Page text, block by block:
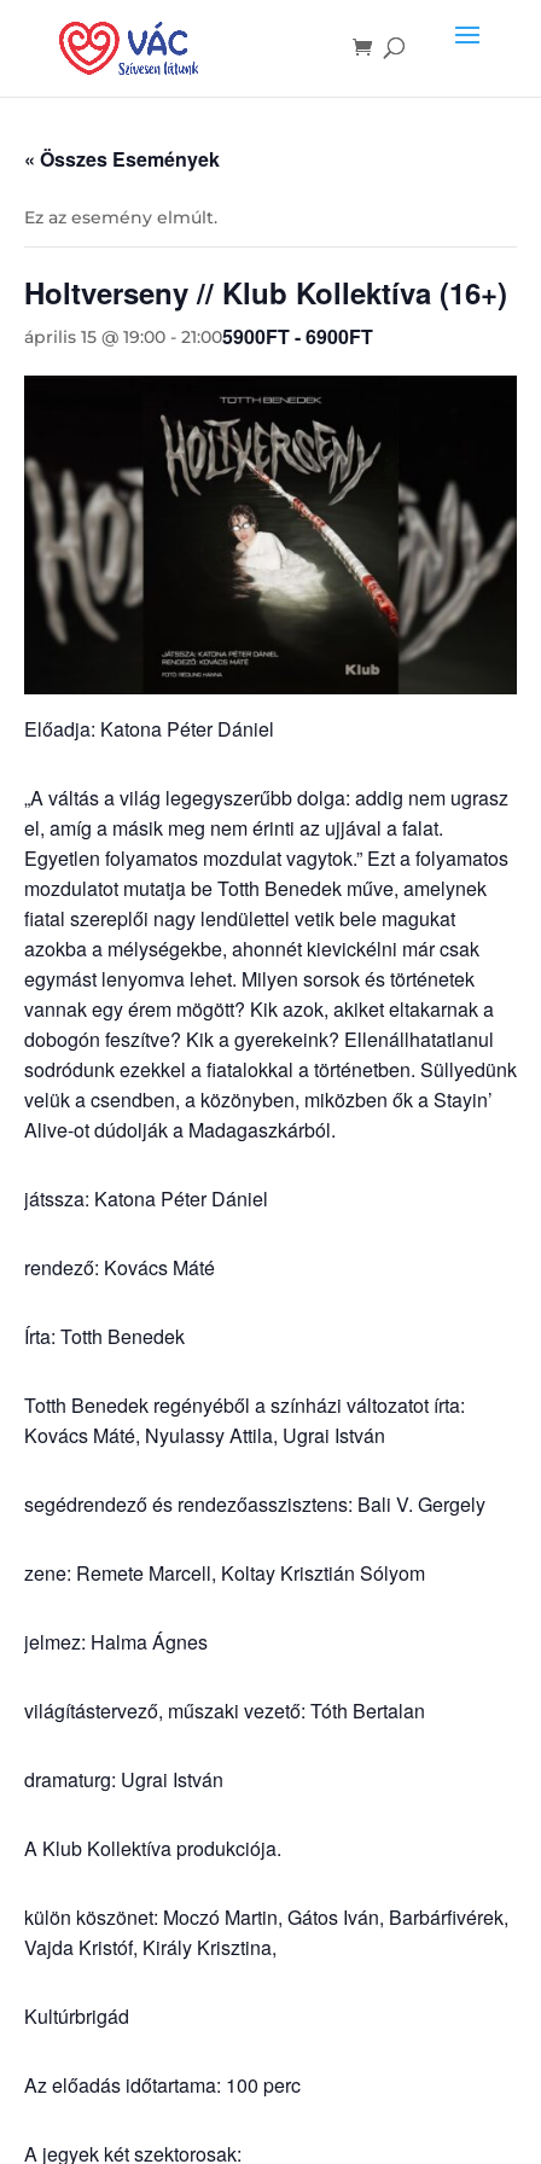
« Összes Események
Ez az esemény elmúlt.
Holtverseny // Klub Kollektíva (16+)
április 15 @ 19:00 - 21:005900FT - 6900FT
Előadja: Katona Péter Dániel
„A váltás a világ legegyszerűbb dolga: addig nem ugrasz
el, amíg a másik meg nem érinti az ujjával a falat.
Egyetlen folyamatos mozdulat vagytok.” Ezt a folyamatos
mozdulatot mutatja be Totth Benedek műve, amelynek
fiatal szereplői nagy lendülettel vetik bele magukat
azokba a mélységekbe, ahonnét kievickélni már csak
egymást lenyomva lehet. Milyen sorsok és történetek
vannak egy érem mögött? Kik azok, akiket eltakarnak a
dobogón feszítve? Kik a gyerekeink? Ellenállhatatlanul
sodródunk ezekkel a fiatalokkal a történetben. Süllyedünk
velük a csendben, a közönyben, miközben ők a Stayin’
Alive-ot dúdolják a Madagaszkárból.
játssza: Katona Péter Dániel
rendező: Kovács Máté
Írta: Totth Benedek
Totth Benedek regényéből a színházi változatot írta:
Kovács Máté, Nyulassy Attila, Ugrai István
segédrendező és rendezőasszisztens: Bali V. Gergely
zene: Remete Marcell, Koltay Krisztián Sólyom
jelmez: Halma Ágnes
világítástervező, műszaki vezető: Tóth Bertalan
dramaturg: Ugrai István
A Klub Kollektíva produkciója.
külön köszönet: Moczó Martin, Gátos Iván, Barbárfivérek,
Vajda Kristóf, Király Krisztina,
Kultúrbrigád
Az előadás időtartama: 100 perc
A jegyek két szektorosak: